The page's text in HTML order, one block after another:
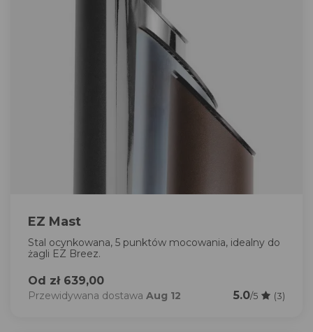
EZ Mast
Stal ocynkowana, 5 punktów mocowania, idealny do
żagli EZ Breez.
Od zł 639,00
Przewidywana dostawa Aug 12 5.0/5 (3)